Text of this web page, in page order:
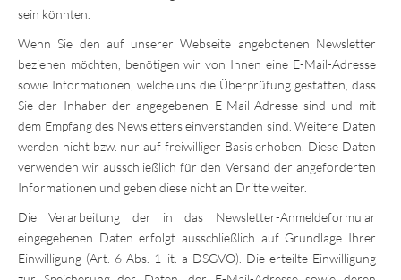
sein könnten.
Wenn Sie den auf unserer Webseite angebotenen Newsletter
beziehen möchten, benötigen wir von Ihnen eine E-Mail-Adresse
sowie Informationen, welche uns die Überprüfung gestatten, dass
Sie der Inhaber der angegebenen E-Mail-Adresse sind und mit
dem Empfang des Newsletters einverstanden sind. Weitere Daten
werden nicht bzw. nur auf freiwilliger Basis erhoben. Diese Daten
verwenden wir ausschließlich für den Versand der angeforderten
Informationen und geben diese nicht an Dritte weiter.
Die Verarbeitung der in das Newsletter-Anmeldeformular
eingegebenen Daten erfolgt ausschließlich auf Grundlage Ihrer
Einwilligung (Art. 6 Abs. 1 lit. a DSGVO). Die erteilte Einwilligung